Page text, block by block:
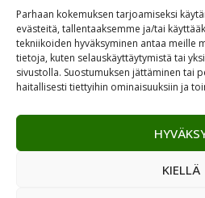
Parhaan kokemuksen tarjoamiseksi
evästeitä, tallentaaksemme ja/tai
tekniikoiden hyväksyminen antaa meille
tietoja, kuten selauskäyttäytymistä tai
sivustolla. Suostumuksen jättäminen tai
haitallisesti tiettyihin ominaisuuksiin ja
KIELLÄ
Copyright© 2026 Suomen